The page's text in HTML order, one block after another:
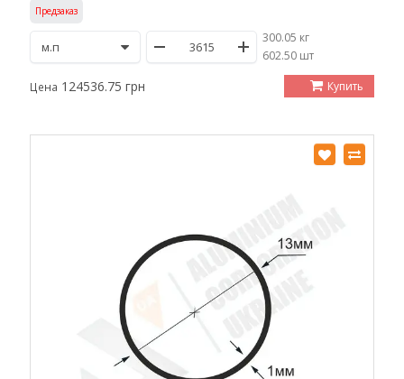
Предзаказ
300.05 кг
/602.50 шт
Цена 124536.75 грн Купить